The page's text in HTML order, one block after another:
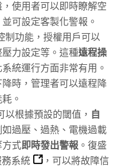
使用者可以即時瞭解空
並可設定客製化警報。
制功能，授權用戶可以
力設定等。這種遠程操
統運行方面非常有用。
時，管理者可以遠程降
。
以根據預設的閾值， 自
過壓、過熱、電機過載
方式即時發出警報 。復盛
系統
，可以將故障信